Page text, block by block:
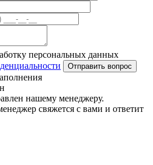
персональных данных
нашему менеджеру.
свяжется с вами и ответит